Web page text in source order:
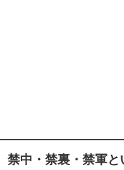
禁中・禁裏・禁軍